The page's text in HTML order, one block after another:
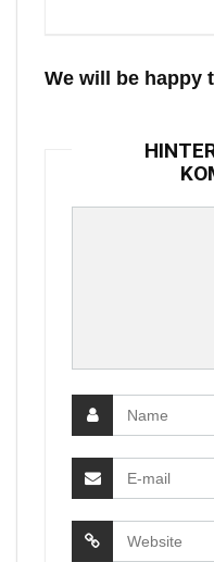
We will be happy